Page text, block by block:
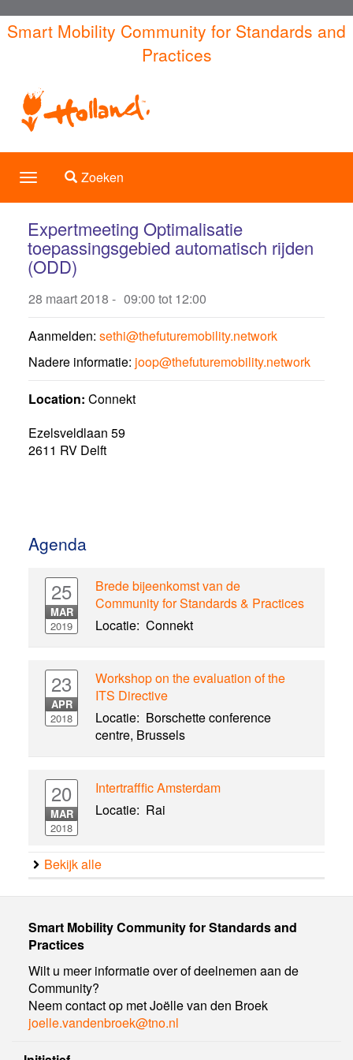
Overslaan
en
inhoud
gaan
Smart Mobility Community for Standards and
Practices
ToggleToggle search
Zoeken
Expertmeeting Optimalisatie
toepassingsgebied automatisch rijden
(ODD)
28 maart 2018 - 09:00 tot 12:00
Aanmelden: sethi@thefuturemobility.network
Nadere informatie: joop@thefuturemobility.network
Location: Connekt
Ezelsveldlaan 59
2611 RV Delft
Agenda
25
MAR
2019
Brede bijeenkomst van de
Community for Standards & Practices
Locatie: Connekt
23
APR
2018
Workshop on the evaluation of the
ITS Directive
Locatie: Borschette conference
centre, Brussels
20
MAR
2018
Intertrafffic Amsterdam
Locatie: Rai
Bekijk alle
Smart Mobility Community for Standards and
Practices
Wilt u meer informatie over of deelnemen aan de
Community?
Neem contact op met Joëlle van den Broek
joelle.vandenbroek@tno.nl